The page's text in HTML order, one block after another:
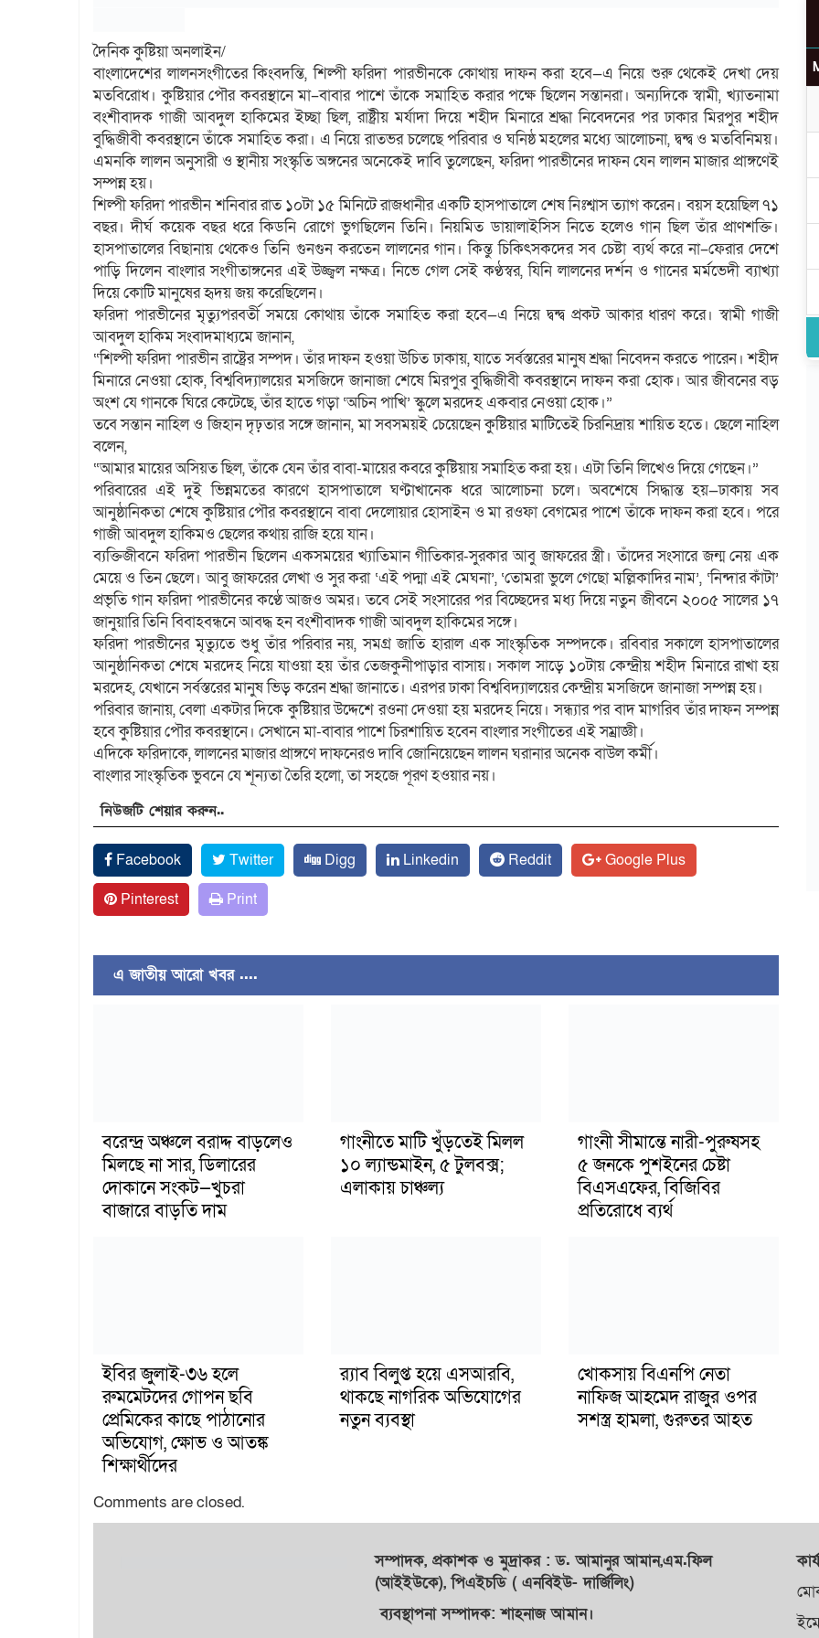
দৈনিক কুষ্টিয়া অনলাইন/
বাংলাদেশের লালনসংগীতের কিংবদন্তি, শিল্পী ফরিদা পারভীনকে কোথায় দাফন করা হবে—এ নিয়ে শুরু থেকেই দেখা দেয়
মতবিরোধ। কুষ্টিয়ার পৌর কবরস্থানে মা–বাবার পাশে তাঁকে সমাহিত করার পক্ষে ছিলেন সন্তানরা। অন্যদিকে স্বামী, খ্যাতনামা
বংশীবাদক গাজী আবদুল হাকিমের ইচ্ছা ছিল, রাষ্ট্রীয় মর্যাদা দিয়ে শহীদ মিনারে শ্রদ্ধা নিবেদনের পর ঢাকার মিরপুর শহীদ
বুদ্ধিজীবী কবরস্থানে তাঁকে সমাহিত করা। এ নিয়ে রাতভর চলেছে পরিবার ও ঘনিষ্ঠ মহলের মধ্যে আলোচনা, দ্বন্দ্ব ও মতবিনিময়।
এমনকি লালন অনুসারী ও স্থানীয় সংস্কৃতি অঙ্গনের অনেকেই দাবি তুলেছেন, ফরিদা পারভীনের দাফন যেন লালন মাজার প্রাঙ্গণেই
সম্পন্ন হয়।
শিল্পী ফরিদা পারভীন শনিবার রাত ১০টা ১৫ মিনিটে রাজধানীর একটি হাসপাতালে শেষ নিঃশ্বাস ত্যাগ করেন। বয়স হয়েছিল ৭১
বছর। দীর্ঘ কয়েক বছর ধরে কিডনি রোগে ভুগছিলেন তিনি। নিয়মিত ডায়ালাইসিস নিতে হলেও গান ছিল তাঁর প্রাণশক্তি।
হাসপাতালের বিছানায় থেকেও তিনি গুনগুন করতেন লালনের গান। কিন্তু চিকিৎসকদের সব চেষ্টা ব্যর্থ করে না–ফেরার দেশে
পাড়ি দিলেন বাংলার সংগীতাঙ্গনের এই উজ্জ্বল নক্ষত্র। নিভে গেল সেই কণ্ঠস্বর, যিনি লালনের দর্শন ও গানের মর্মভেদী ব্যাখ্যা
দিয়ে কোটি মানুষের হৃদয় জয় করেছিলেন।
ফরিদা পারভীনের মৃত্যুপরবর্তী সময়ে কোথায় তাঁকে সমাহিত করা হবে—এ নিয়ে দ্বন্দ্ব প্রকট আকার ধারণ করে। স্বামী গাজী
আবদুল হাকিম সংবাদমাধ্যমে জানান,
“শিল্পী ফরিদা পারভীন রাষ্ট্রের সম্পদ। তাঁর দাফন হওয়া উচিত ঢাকায়, যাতে সর্বস্তরের মানুষ শ্রদ্ধা নিবেদন করতে পারেন। শহীদ
মিনারে নেওয়া হোক, বিশ্ববিদ্যালয়ের মসজিদে জানাজা শেষে মিরপুর বুদ্ধিজীবী কবরস্থানে দাফন করা হোক। আর জীবনের বড়
অংশ যে গানকে ঘিরে কেটেছে, তাঁর হাতে গড়া ‘অচিন পাখি’ স্কুলে মরদেহ একবার নেওয়া হোক।”
তবে সন্তান নাহিল ও জিহান দৃঢ়তার সঙ্গে জানান, মা সবসময়ই চেয়েছেন কুষ্টিয়ার মাটিতেই চিরনিদ্রায় শায়িত হতে। ছেলে নাহিল
বলেন,
“আমার মায়ের অসিয়ত ছিল, তাঁকে যেন তাঁর বাবা-মায়ের কবরে কুষ্টিয়ায় সমাহিত করা হয়। এটা তিনি লিখেও দিয়ে গেছেন।”
পরিবারের এই দুই ভিন্নমতের কারণে হাসপাতালে ঘণ্টাখানেক ধরে আলোচনা চলে। অবশেষে সিদ্ধান্ত হয়—ঢাকায় সব
আনুষ্ঠানিকতা শেষে কুষ্টিয়ার পৌর কবরস্থানে বাবা দেলোয়ার হোসাইন ও মা রওফা বেগমের পাশে তাঁকে দাফন করা হবে। পরে
গাজী আবদুল হাকিমও ছেলের কথায় রাজি হয়ে যান।
ব্যক্তিজীবনে ফরিদা পারভীন ছিলেন একসময়ের খ্যাতিমান গীতিকার-সুরকার আবু জাফরের স্ত্রী। তাঁদের সংসারে জন্ম নেয় এক
মেয়ে ও তিন ছেলে। আবু জাফরের লেখা ও সুর করা ‘এই পদ্মা এই মেঘনা’, ‘তোমরা ভুলে গেছো মল্লিকাদির নাম’, ‘নিন্দার কাঁটা’
প্রভৃতি গান ফরিদা পারভীনের কণ্ঠে আজও অমর। তবে সেই সংসারের পর বিচ্ছেদের মধ্য দিয়ে নতুন জীবনে ২০০৫ সালের ১৭
জানুয়ারি তিনি বিবাহবন্ধনে আবদ্ধ হন বংশীবাদক গাজী আবদুল হাকিমের সঙ্গে।
ফরিদা পারভীনের মৃত্যুতে শুধু তাঁর পরিবার নয়, সমগ্র জাতি হারাল এক সাংস্কৃতিক সম্পদকে। রবিবার সকালে হাসপাতালের
আনুষ্ঠানিকতা শেষে মরদেহ নিয়ে যাওয়া হয় তাঁর তেজকুনীপাড়ার বাসায়। সকাল সাড়ে ১০টায় কেন্দ্রীয় শহীদ মিনারে রাখা হয়
মরদেহ, যেখানে সর্বস্তরের মানুষ ভিড় করেন শ্রদ্ধা জানাতে। এরপর ঢাকা বিশ্ববিদ্যালয়ের কেন্দ্রীয় মসজিদে জানাজা সম্পন্ন হয়।
পরিবার জানায়, বেলা একটার দিকে কুষ্টিয়ার উদ্দেশে রওনা দেওয়া হয় মরদেহ নিয়ে। সন্ধ্যার পর বাদ মাগরিব তাঁর দাফন সম্পন্ন
হবে কুষ্টিয়ার পৌর কবরস্থানে। সেখানে মা-বাবার পাশে চিরশায়িত হবেন বাংলার সংগীতের এই সম্রাজ্ঞী।
এদিকে ফরিদাকে, লালনের মাজার প্রাঙ্গণে দাফনেরও দাবি জোনিয়েছেন লালন ঘরানার অনেক বাউল কর্মী।
বাংলার সাংস্কৃতিক ভুবনে যে শূন্যতা তৈরি হলো, তা সহজে পূরণ হওয়ার নয়।
নিউজটি শেয়ার করুন..
Facebook Twitter Digg Linkedin Reddit
Google Plus
Pinterest
Print
এ জাতীয় আরো খবর ....
বরেন্দ্র অঞ্চলে বরাদ্দ বাড়লেও
মিলছে না সার, ডিলারের
দোকানে সংকট—খুচরা
বাজারে বাড়তি দাম
গাংনীতে মাটি খুঁড়তেই মিলল
১০ ল্যান্ডমাইন, ৫ টুলবক্স;
এলাকায় চাঞ্চল্য
গাংনী সীমান্তে নারী-পুরুষসহ
৫ জনকে পুশইনের চেষ্টা
বিএসএফের, বিজিবির
প্রতিরোধে ব্যর্থ
ইবির জুলাই-৩৬ হলে
রুমমেটদের গোপন ছবি
প্রেমিকের কাছে পাঠানোর
অভিযোগ, ক্ষোভ ও আতঙ্ক
শিক্ষার্থীদের
র‍্যাব বিলুপ্ত হয়ে এসআরবি,
থাকছে নাগরিক অভিযোগের
নতুন ব্যবস্থা
খোকসায় বিএনপি নেতা
নাফিজ আহমেদ রাজুর ওপর
সশস্ত্র হামলা, গুরুতর আহত
Comments are closed.
সম্পাদক, প্রকাশকওমুদ্রাকর: ড. আমানুর আমান,এম.ফিল
(আইইউকে), পিএইচডি ( এনবিইউ- দার্জিলিং)
ব্যবস্থাপনা সম্পাদক: শাহনাজ আমান।